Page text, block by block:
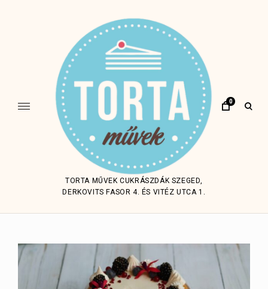
TORTA MŰVEK CUKRÁSZDÁK SZEGED,
DERKOVITS FASOR 4. ÉS VITÉZ UTCA 1.
0
open